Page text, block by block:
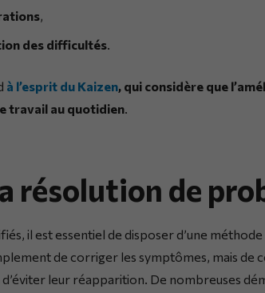
,
des difficultés.
à l’esprit du Kaizen, qui considère que
travail au quotidien.
résolution de
il est essentiel de disposer d’une
de corriger les symptômes, mais de
leur réapparition. De nombreuses